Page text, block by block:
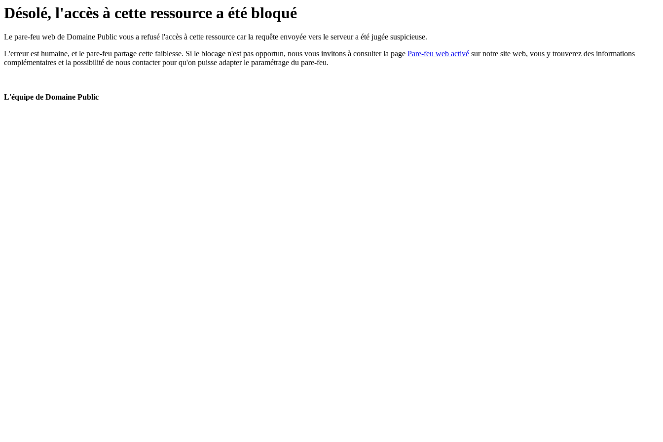
Désolé, l'accès à cette ressource a été bloqué
Le pare-feu web de Domaine Public vous a refusé l'accès à cette ressource car la requête envoyée vers le serveur a été jugée suspicieuse.
L'erreur est humaine, et le pare-feu partage cette faiblesse. Si le blocage n'est pas opportun, nous vous invitons à consulter la page Pare-feu web activé sur notre site web, vous y trouverez des informations
complémentaires et la possibilité de nous contacter pour qu'on puisse adapter le paramétrage du pare-feu.
L'équipe de Domaine Public